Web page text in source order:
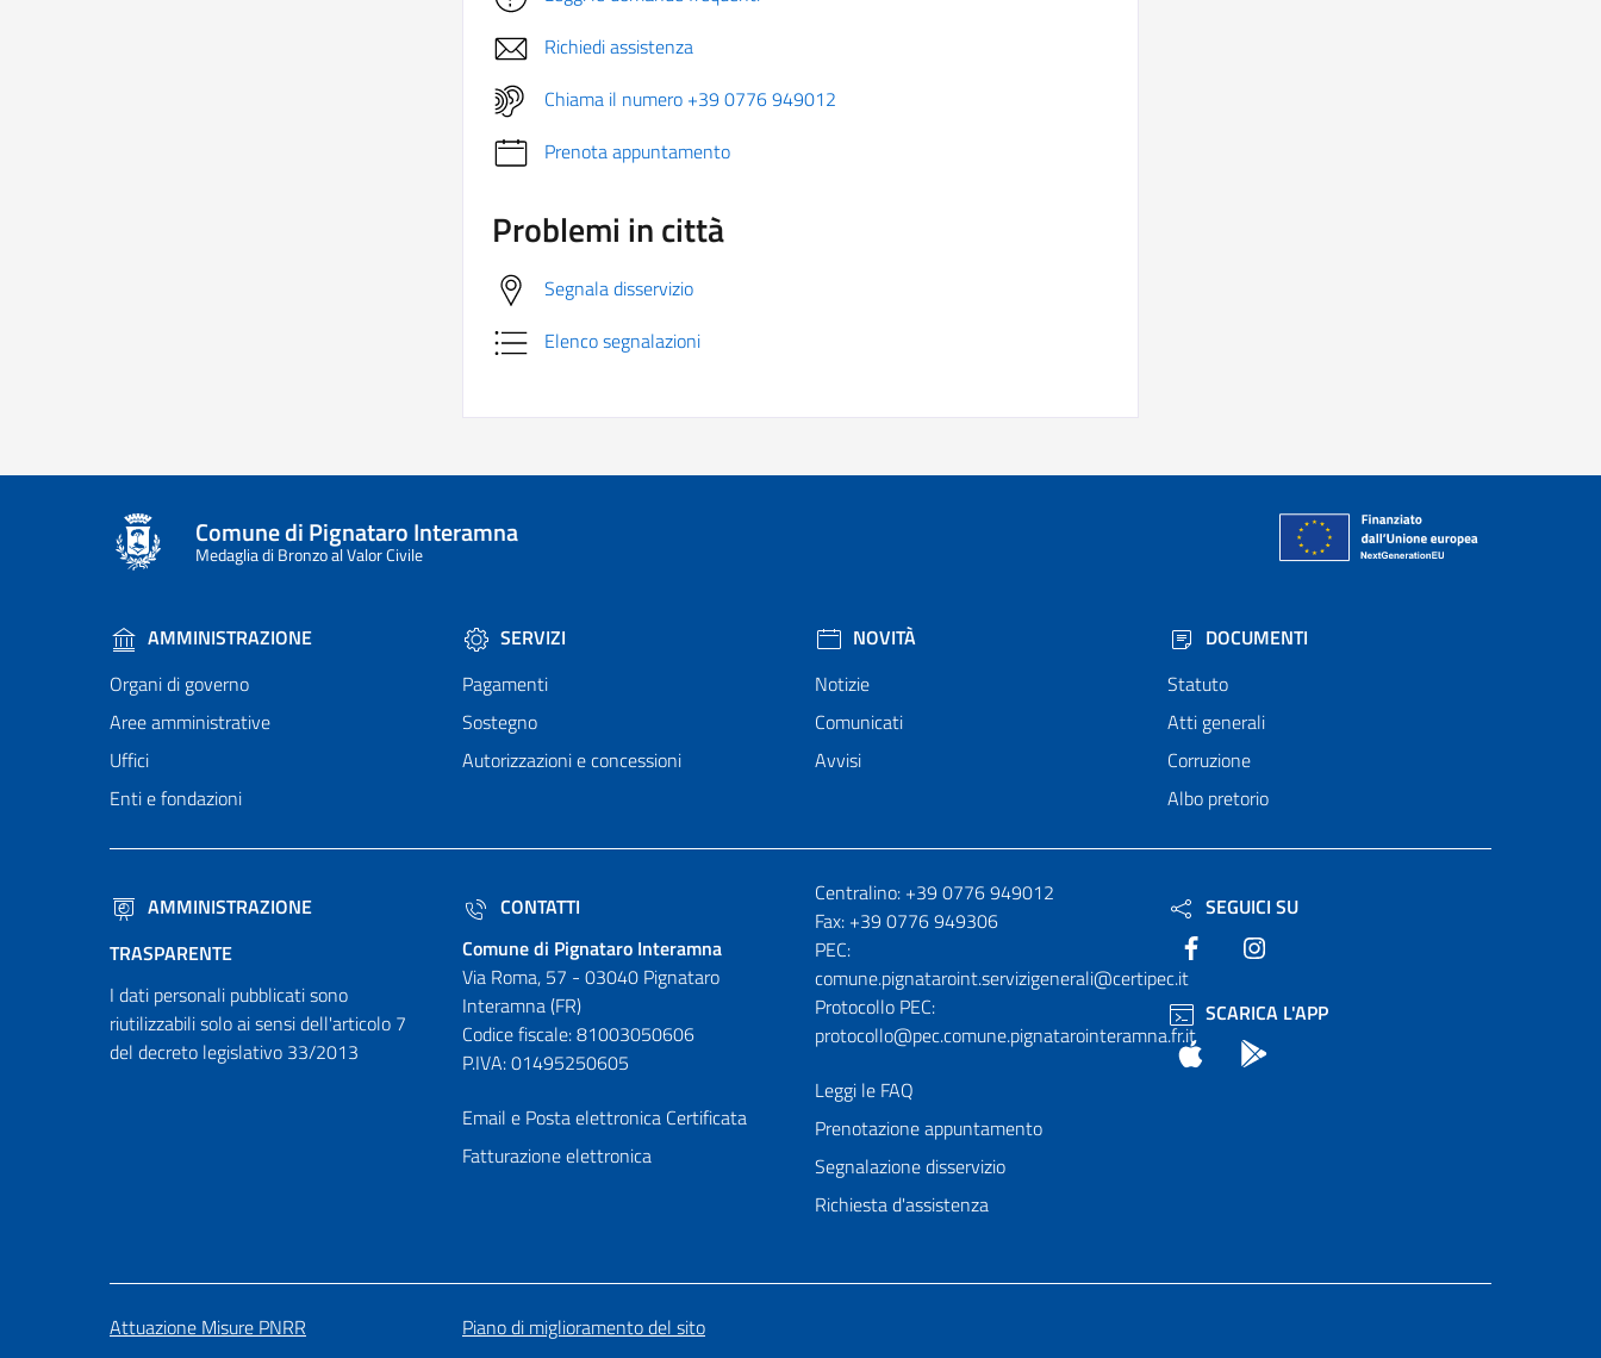
Richiedi assistenza
Chiama il numero +39 0776 949012
Prenota appuntamento
Problemi in città
Segnala disservizio
Elenco segnalazioni
Comune di Pignataro Interamna
Medaglia di Bronzo al Valor Civile
AMMINISTRAZIONE
Organi di governo
Aree amministrative
Uffici
Enti e fondazioni
SERVIZI
Pagamenti
Sostegno
Autorizzazioni e concessioni
NOVITÀ
Notizie
Comunicati
Avvisi
DOCUMENTI
Statuto
Atti generali
Corruzione
Albo pretorio
AMMINISTRAZIONE
TRASPARENTE
I dati personali pubblicati sono
riutilizzabili solo ai sensi dell'articolo 7
del decreto legislativo 33/2013
CONTATTI
Comune di Pignataro Interamna
Via Roma, 57 - 03040 Pignataro
Interamna (FR)
Codice fiscale: 81003050606
P.IVA: 01495250605
Email e Posta elettronica Certificata
Fatturazione elettronica
Numeri utili
Centralino: +39 0776 949012
Fax: +39 0776 949306
PEC:
comune.pignataroint.servizigenerali@certipec.it
Protocollo PEC:
protocollo@pec.comune.pignatarointeramna.fr.it
Leggi le FAQ
Prenotazione appuntamento
Segnalazione disservizio
Richiesta d'assistenza
SEGUICI SU
Facebook
SCARICA L'APP
App Store
Attuazione Misure PNRR Piano di miglioramento del sito